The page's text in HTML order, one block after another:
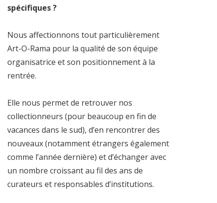
spécifiques ?
Nous affectionnons tout particulièrement
Art-O-Rama pour la qualité de son équipe
organisatrice et son positionnement à la
rentrée.
Elle nous permet de retrouver nos
collectionneurs (pour beaucoup en fin de
vacances dans le sud), d’en rencontrer des
nouveaux (notamment étrangers également
comme l’année dernière) et d’échanger avec
un nombre croissant au fil des ans de
curateurs et responsables d’institutions.